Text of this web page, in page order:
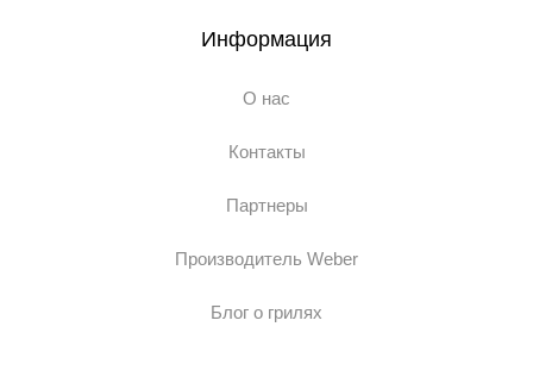
Информация
О нас
Контакты
Партнеры
Производитель Weber
Блог о грилях